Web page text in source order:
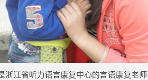
浙江省听力语言康复中心的言语康复老师